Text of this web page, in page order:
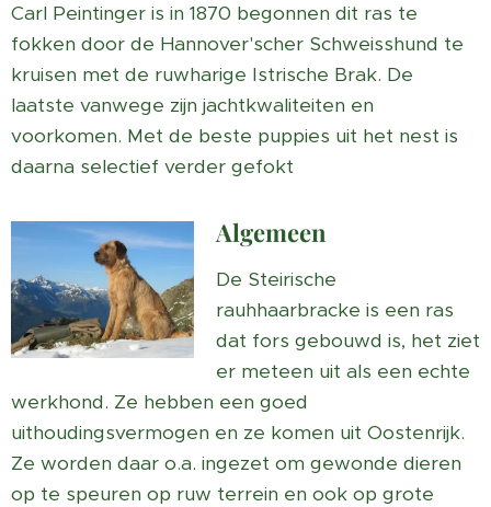
Carl Peintinger is in 1870 begonnen dit ras te
fokken door de Hannover'scher Schweisshund te
kruisen met de ruwharige Istrische Brak. De
laatste vanwege zijn jachtkwaliteiten en
voorkomen. Met de beste puppies uit het nest is
daarna selectief verder gefokt
Algemeen
De Steirische
rauhhaarbracke is een ras
dat fors gebouwd is, het ziet
er meteen uit als een echte
werkhond. Ze hebben een goed
uithoudingsvermogen en ze komen uit Oostenrijk.
Ze worden daar o.a. ingezet om gewonde dieren
op te speuren op ruw terrein en ook op grote